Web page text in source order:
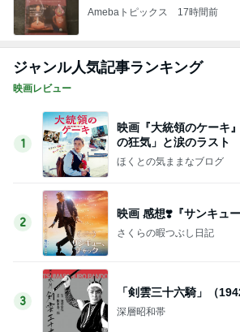
Amebaトピックス 17時間前
ジャンル人気記事ランキング
映画レビュー
1
映画『大統領のケーキ
の狂気」と涙のラスト
ほくとの気ままなブログ
2
映画 感想❣️『サンキュー
さくらの暇つぶし日記
3
「剣雲三十六騎」（
深層昭和帯